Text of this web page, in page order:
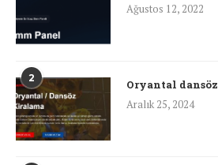
Ağustos 12, 2022
2
Oryantal dansöz
Aralık 25, 2024